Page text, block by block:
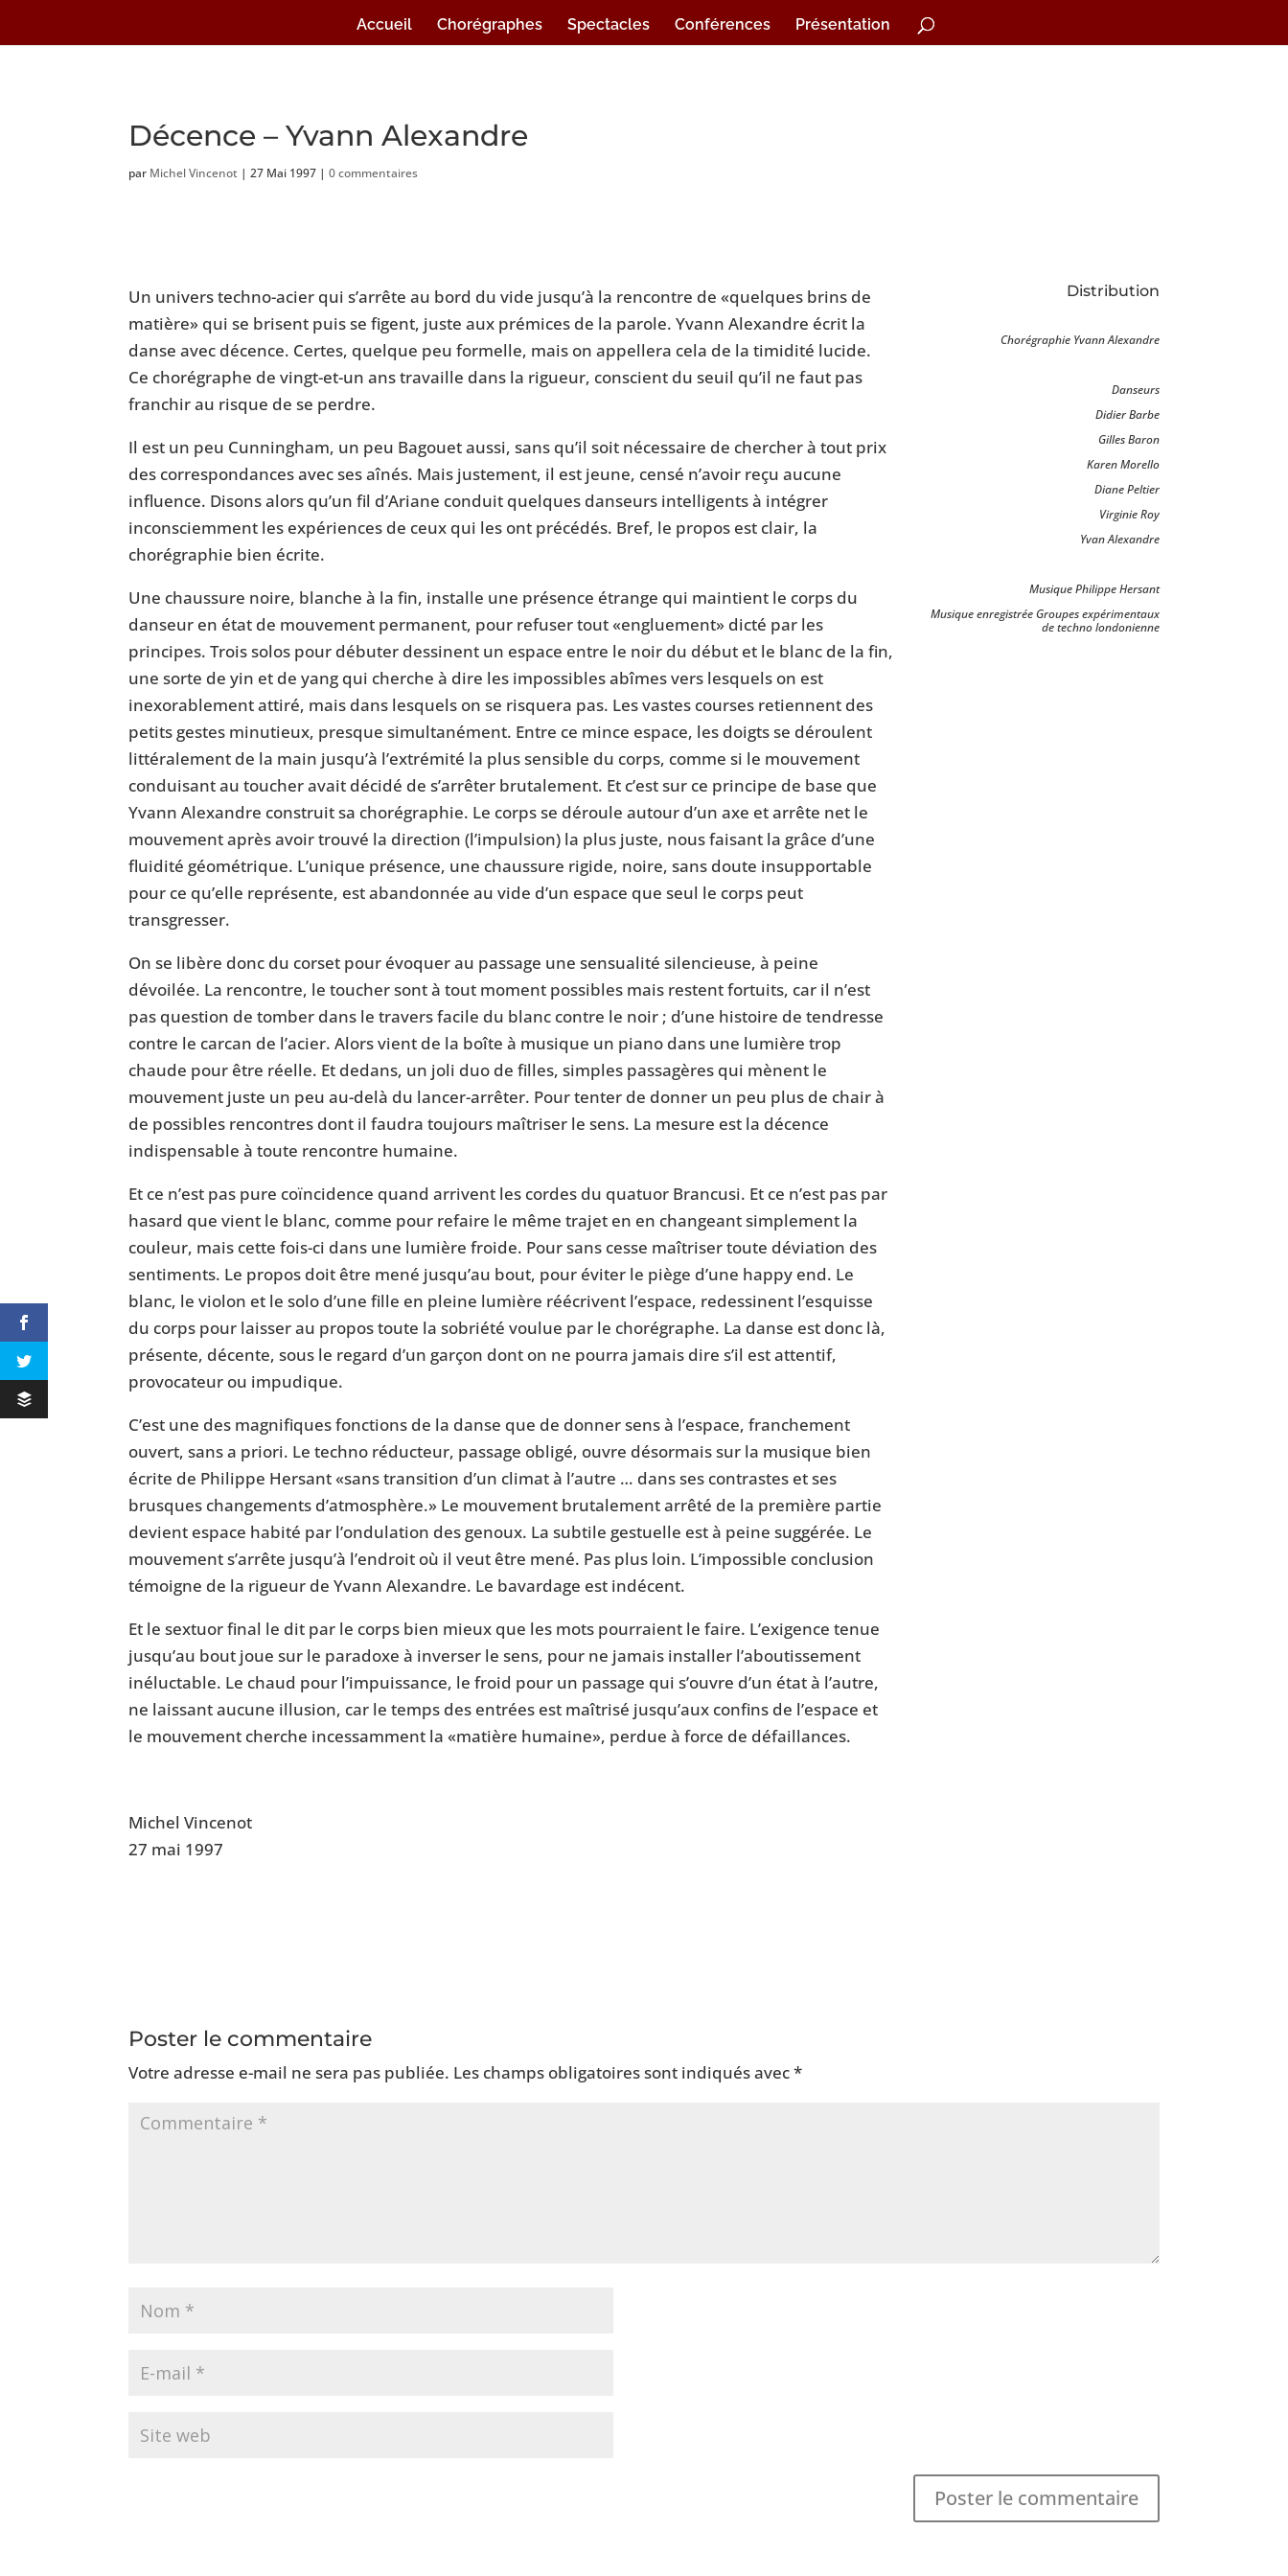
Accueil Chorégraphes Spectacles Conférences Présentation
Décence – Yvann Alexandre
par Michel Vincenot |27 Mai 1997 |0 commentaires
Un univers techno-acier qui s’arrête au bord du vide jusqu’à la rencontre de «quelques brins de
matière» qui se brisent puis se figent, juste aux prémices de la parole. Yvann Alexandre écrit la
danse avec décence. Certes, quelque peu formelle, mais on appellera cela de la timidité lucide.
Ce chorégraphe de vingt-et-un ans travaille dans la rigueur, conscient du seuil qu’il ne faut pas
franchir au risque de se perdre.
Il est un peu Cunningham, un peu Bagouet aussi, sans qu’il soit nécessaire de chercher à tout prix
des correspondances avec ses aînés. Mais justement, il est jeune, censé n’avoir reçu aucune
influence. Disons alors qu’un fil d’Ariane conduit quelques danseurs intelligents à intégrer
inconsciemment les expériences de ceux qui les ont précédés. Bref, le propos est clair, la
chorégraphie bien écrite.
Une chaussure noire, blanche à la fin, installe une présence étrange qui maintient le corps du
danseur en état de mouvement permanent, pour refuser tout «engluement» dicté par les
principes. Trois solos pour débuter dessinent un espace entre le noir du début et le blanc de la fin,
une sorte de yin et de yang qui cherche à dire les impossibles abîmes vers lesquels on est
inexorablement attiré, mais dans lesquels on se risquera pas. Les vastes courses retiennent des
petits gestes minutieux, presque simultanément. Entre ce mince espace, les doigts se déroulent
littéralement de la main jusqu’à l’extrémité la plus sensible du corps, comme si le mouvement
conduisant au toucher avait décidé de s’arrêter brutalement. Et c’est sur ce principe de base que
Yvann Alexandre construit sa chorégraphie. Le corps se déroule autour d’un axe et arrête net le
mouvement après avoir trouvé la direction (l’impulsion) la plus juste, nous faisant la grâce d’une
fluidité géométrique. L’unique présence, une chaussure rigide, noire, sans doute insupportable
pour ce qu’elle représente, est abandonnée au vide d’un espace que seul le corps peut
transgresser.
On se libère donc du corset pour évoquer au passage une sensualité silencieuse, à peine
dévoilée. La rencontre, le toucher sont à tout moment possibles mais restent fortuits, car il n’est
pas question de tomber dans le travers facile du blanc contre le noir ; d’une histoire de tendresse
contre le carcan de l’acier. Alors vient de la boîte à musique un piano dans une lumière trop
chaude pour être réelle. Et dedans, un joli duo de filles, simples passagères qui mènent le
mouvement juste un peu au-delà du lancer-arrêter. Pour tenter de donner un peu plus de chair à
de possibles rencontres dont il faudra toujours maîtriser le sens. La mesure est la décence
indispensable à toute rencontre humaine.
Et ce n’est pas pure coïncidence quand arrivent les cordes du quatuor Brancusi. Et ce n’est pas par
hasard que vient le blanc, comme pour refaire le même trajet en en changeant simplement la
couleur, mais cette fois-ci dans une lumière froide. Pour sans cesse maîtriser toute déviation des
sentiments. Le propos doit être mené jusqu’au bout, pour éviter le piège d’une happy end. Le
blanc, le violon et le solo d’une fille en pleine lumière réécrivent l’espace, redessinent l’esquisse
du corps pour laisser au propos toute la sobriété voulue par le chorégraphe. La danse est donc là,
présente, décente, sous le regard d’un garçon dont on ne pourra jamais dire s’il est attentif,
provocateur ou impudique.
C’est une des magnifiques fonctions de la danse que de donner sens à l’espace, franchement
ouvert, sans a priori. Le techno réducteur, passage obligé, ouvre désormais sur la musique bien
écrite de Philippe Hersant «sans transition d’un climat à l’autre … dans ses contrastes et ses
brusques changements d’atmosphère.» Le mouvement brutalement arrêté de la première partie
devient espace habité par l’ondulation des genoux. La subtile gestuelle est à peine suggérée. Le
mouvement s’arrête jusqu’à l’endroit où il veut être mené. Pas plus loin. L’impossible conclusion
témoigne de la rigueur de Yvann Alexandre. Le bavardage est indécent.
Et le sextuor final le dit par le corps bien mieux que les mots pourraient le faire. L’exigence tenue
jusqu’au bout joue sur le paradoxe à inverser le sens, pour ne jamais installer l’aboutissement
inéluctable. Le chaud pour l’impuissance, le froid pour un passage qui s’ouvre d’un état à l’autre,
ne laissant aucune illusion, car le temps des entrées est maîtrisé jusqu’aux confins de l’espace et
le mouvement cherche incessamment la «matière humaine», perdue à force de défaillances.
Michel Vincenot
27 mai 1997
Distribution
Chorégraphie Yvann Alexandre
Danseurs
Didier Barbe
Gilles Baron
Karen Morello
Diane Peltier
Virginie Roy
Yvan Alexandre
Musique Philippe Hersant
Musique enregistrée Groupes expérimentaux
de techno londonienne
Poster le commentaire
Votre adresse e-mail ne sera pas publiée. Les champs obligatoires sont indiqués avec*